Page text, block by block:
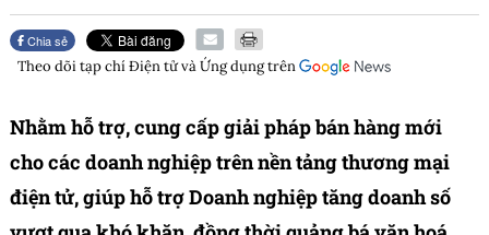
Chia sẻ
Theo dõi tạp chíĐiện tử và Ứng dụngtrên
Nhằm hỗ trợ, cung cấp giải pháp bán hàng mới
cho các doanh nghiệp trên nền tảng thương mại
điện tử, giúp hỗ trợ Doanh nghiệp tăng doanh số